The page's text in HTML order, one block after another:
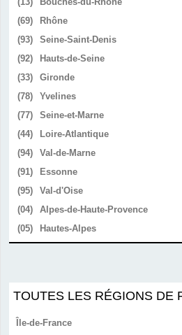
(69)
Rhône
(93)
Seine-Saint-Denis
(92)
Hauts-de-Seine
(33)
Gironde
(78)
Yvelines
(77)
Seine-et-Marne
(44)
Loire-Atlantique
(94)
Val-de-Marne
(91)
Essonne
(95)
Val-d'Oise
(04)
Alpes-de-Haute-Provence
(05)
Hautes-Alpes
TOUTES LES RÉGIONS DE
Île-de-France